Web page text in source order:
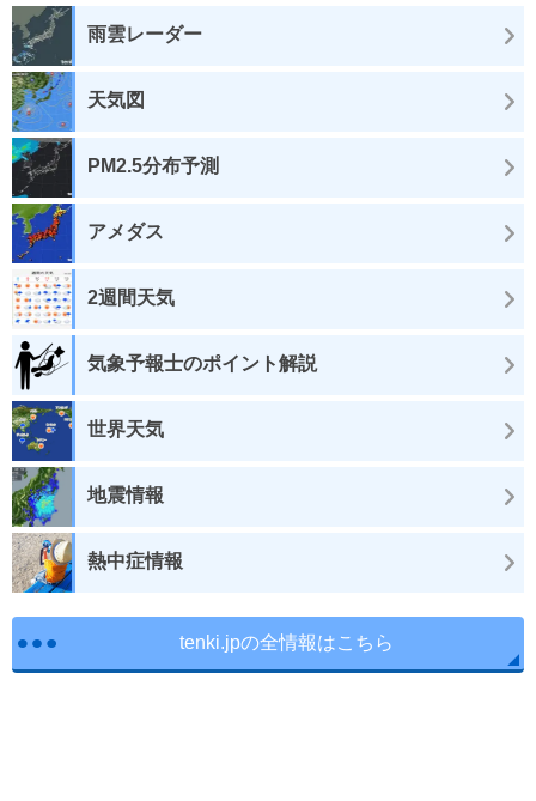
雨雲レーダー
天気図
PM2.5分布予測
アメダス
2週間天気
気象予報士のポイント解説
世界天気
地震情報
熱中症情報
tenki.jpの全情報はこちら